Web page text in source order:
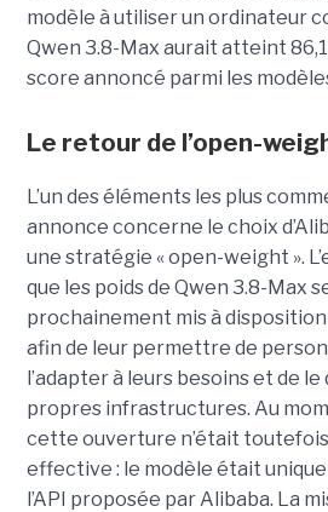
modèle à utiliser un ordinateur
Qwen 3.8-Max aurait atteint
score annoncé parmi les
Le retour de l’open-
L’un des éléments les plus
annonce concerne le choix
une stratégie « open-weight ».
que les poids de Qwen 3.8-Max
prochainement mis à
afin de leur permettre de
l’adapter à leurs besoins et de
propres infrastructures. Au
cette ouverture n’était
effective : le modèle était
l’API proposée par Alibaba. La